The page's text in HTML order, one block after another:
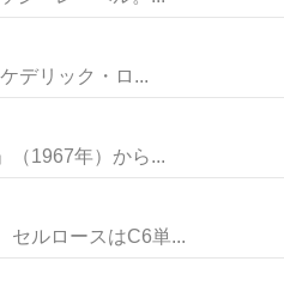
デリック・ロ...
（1967年）から...
セルロースはC6単...